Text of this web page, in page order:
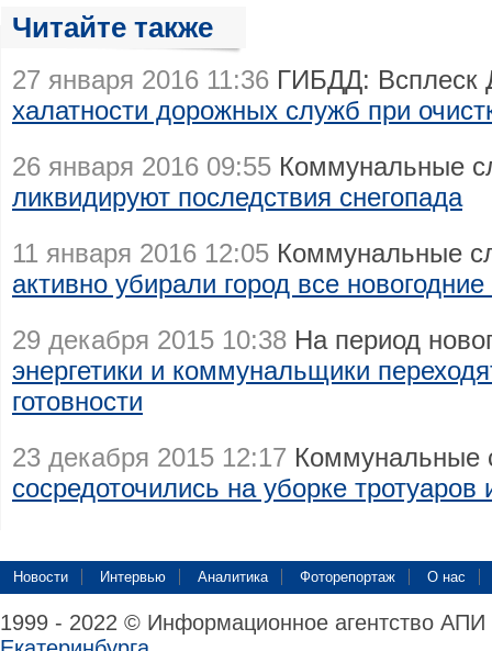
Читайте также
27 января 2016 11:36 ГИБДД: Всплеск
халатности дорожных служб при
26 января 2016 09:55 Коммунальные
ликвидируют последствия снегопада
11 января 2016 12:05 Коммунальные
активно убирали город все
29 декабря 2015 10:38 На период
энергетики и коммунальщики
готовности
23 декабря 2015 12:17 Коммунальные
сосредоточились на уборке тротуаров
Новости Интервью Аналитика Фоторепортаж О нас
1999 - 2022 © Информационное агентство